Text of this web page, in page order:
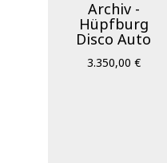
Archiv -
Hüpfburg
Disco Auto
3.350,00 €